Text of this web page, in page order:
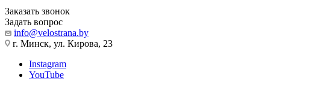
Заказать звонок
Задать вопрос
info@velostrana.by
г. Минск, ул. Кирова, 23
Instagram
YouTube